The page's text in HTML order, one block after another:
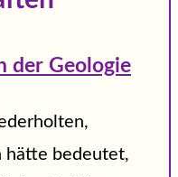
der Geologie
bedeutet,